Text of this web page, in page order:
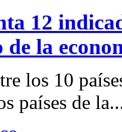
12
de la
los 10
países de